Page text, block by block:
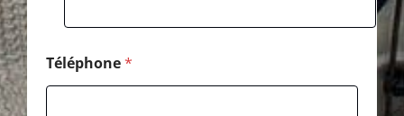
s
Téléphone*